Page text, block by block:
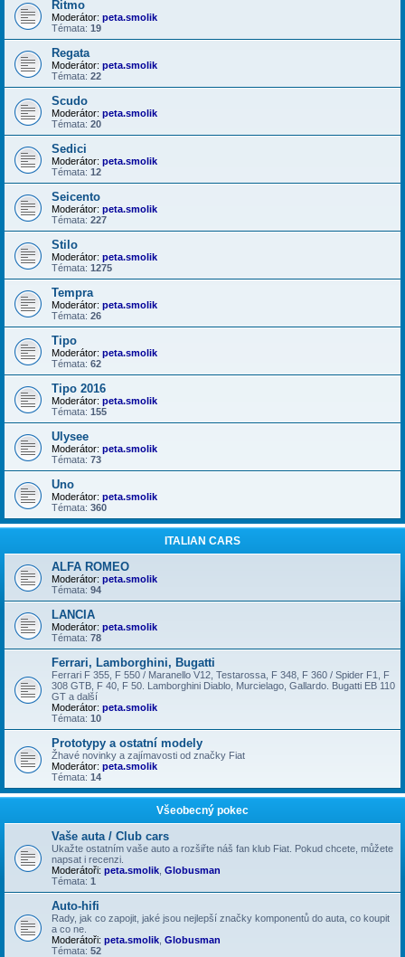
Ritmo
Moderátor: peta.smolik
Témata: 19
Regata
Moderátor: peta.smolik
Témata: 22
Scudo
Moderátor: peta.smolik
Témata: 20
Sedici
Moderátor: peta.smolik
Témata: 12
Seicento
Moderátor: peta.smolik
Témata: 227
Stilo
Moderátor: peta.smolik
Témata: 1275
Tempra
Moderátor: peta.smolik
Témata: 26
Tipo
Moderátor: peta.smolik
Témata: 62
Tipo 2016
Moderátor: peta.smolik
Témata: 155
Ulysee
Moderátor: peta.smolik
Témata: 73
Uno
Moderátor: peta.smolik
Témata: 360
ITALIAN CARS
ALFA ROMEO
Moderátor: peta.smolik
Témata: 94
LANCIA
Moderátor: peta.smolik
Témata: 78
Ferrari, Lamborghini, Bugatti
Ferrari F 355, F 550 / Maranello V12, Testarossa, F 348, F 360 / Spider F1, F
308 GTB, F 40, F 50. Lamborghini Diablo, Murcielago, Gallardo. Bugatti EB 110
GT a další
Moderátor: peta.smolik
Témata: 10
Prototypy a ostatní modely
Žhavé novinky a zajímavosti od značky Fiat
Moderátor: peta.smolik
Témata: 14
Všeobecný pokec
Vaše auta / Club cars
Ukažte ostatním vaše auto a rozšiřte náš fan klub Fiat. Pokud chcete, můžete
napsat i recenzi.
Moderátoři: peta.smolik Globusman
Témata: 1
Auto-hifi
Rady, jak co zapojit, jaké jsou nejlepší značky komponentů do auta, co koupit
a co ne.
Moderátoři: peta.smolik Globusman
Témata: 52